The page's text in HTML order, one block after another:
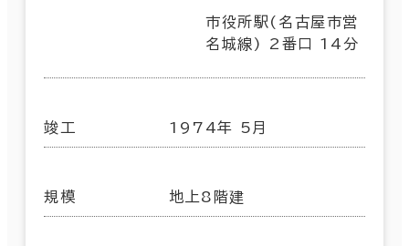
市役所駅(名古屋市営
名城線) 2番口 14分
竣工 1974年 5月
規模 地上8階建